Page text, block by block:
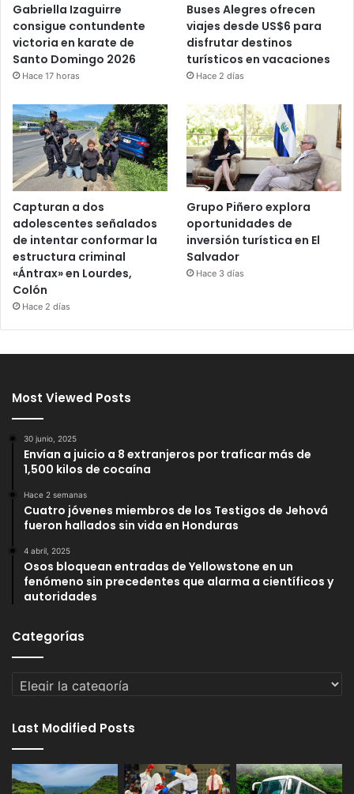
Gabriella Izaguirre
consigue contundente
victoria en karate de
Santo Domingo 2026
Hace 17 horas
Buses Alegres ofrecen
viajes desde US$6 para
disfrutar destinos
turísticos en vacaciones
Hace 2 días
Capturan a dos
adolescentes señalados
de intentar conformar la
estructura criminal
«Ántrax» en Lourdes,
Colón
Hace 2 días
Grupo Piñero explora
oportunidades de
inversión turística en El
Salvador
Hace 3 días
Most Viewed Posts
30 junio, 2025
Envían a juicio a 8 extranjeros por traficar más de
1,500 kilos de cocaína
Hace 2 semanas
Cuatro jóvenes miembros de los Testigos de Jehová
fueron hallados sin vida en Honduras
4 abril, 2025
Osos bloquean entradas de Yellowstone en un
fenómeno sin precedentes que alarma a científicos y
autoridades
Categorías
Categorías
Last Modified Posts